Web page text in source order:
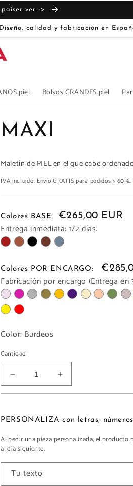
ver ->
calidad y fabricación en
piel Bolsos GRANDES piel
MAXI
Maletín de PIEL en el que cabe
IVA incluido. Envío GRATIS para pedidos > 60 €.
Colores BASE: €265,00 EUR
Entrega inmediata: 1/2 días.
Colores POR ENCARGO:
Fabricación por encargo (Entrega en
Color: Burdeos
Cantidad
Reducir
cantidad
Aumentar
cantidad
Al pedir una pieza personalizada, el producto
al día siguiente.
Tu texto